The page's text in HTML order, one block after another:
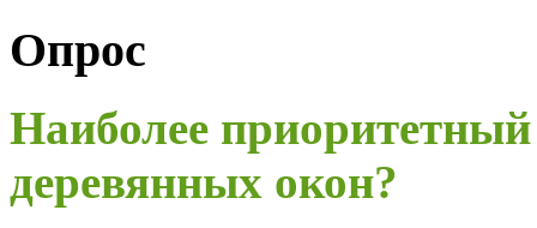
Опрос
Наиболее
деревянных окон?